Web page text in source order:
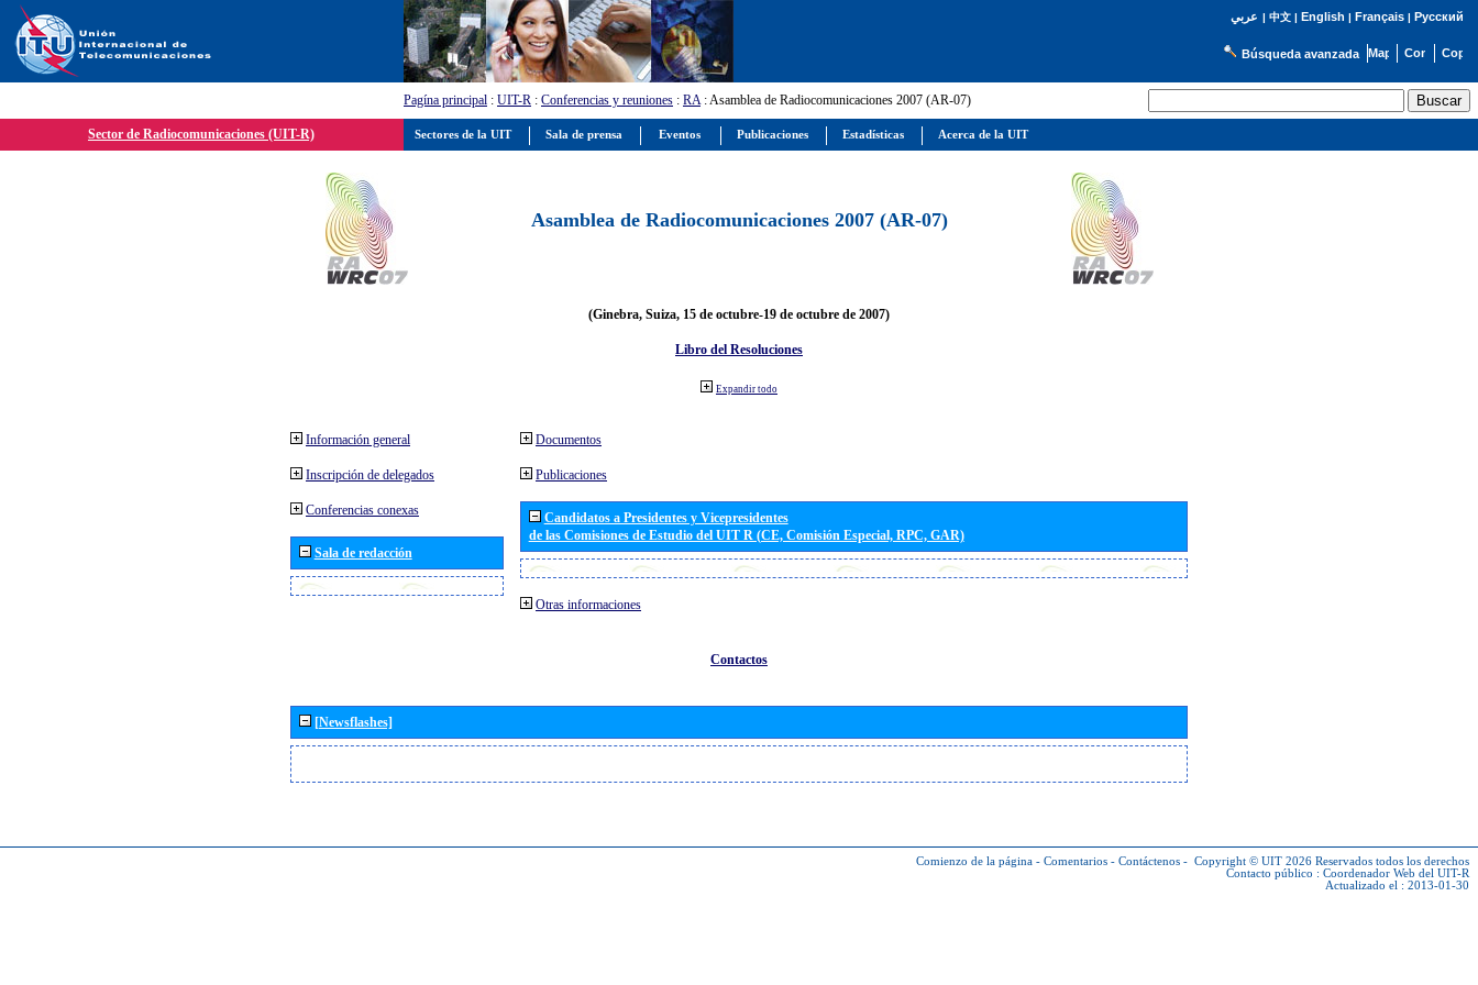
عربي | 中文| English | Français| Русский
Búsqueda avanzada
Pagína principal : UIT-R : Conferencias y reuniones : RA: Asamblea de Radiocomunicaciones 2007 (AR-07)
Sector de Radiocomunicaciones (UIT-R)
Asamblea de Radiocomunicaciones 2007 (AR-07)
(Ginebra, Suiza, 15 de octubre-19 de octubre de 2007)
Libro del Resoluciones
Expandir todo
Información general
Inscripción de delegados
Conferencias conexas
Sala de redacción
Documentos
Publicaciones
Candidatos a Presidentes y Vicepresidentes
de las Comisiones de Estudio del UIT R (CE, Comisión Especial, RPC, GAR)
Otras informaciones
Contactos
[Newsflashes]
Comienzo de la página - Comentarios - Contáctenos - Copyright © UIT 2026 Reservados todos los derechos
Contacto público : Coordenador Web del UIT-R
Actualizado el : 2013-01-30
Sectores de la UIT Sala de prensa Eventos Publicaciones Estadísticas Acerca de la UIT